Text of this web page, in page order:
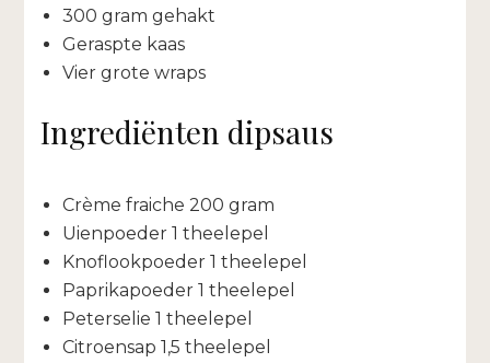
300 gram gehakt
Geraspte kaas
Vier grote wraps
Ingrediënten dipsaus
Crème fraiche 200 gram
Uienpoeder 1 theelepel
Knoflookpoeder 1 theelepel
Paprikapoeder 1 theelepel
Peterselie 1 theelepel
Citroensap 1,5 theelepel